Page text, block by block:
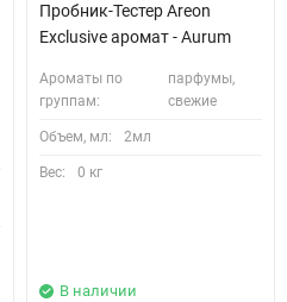
Пробник-Тестер Areon
Exclusive аромат - Aurum
Ароматы по
группам:
парфумы,
свежие
Объем, мл: 2мл
Вес: 0 кг
В наличии